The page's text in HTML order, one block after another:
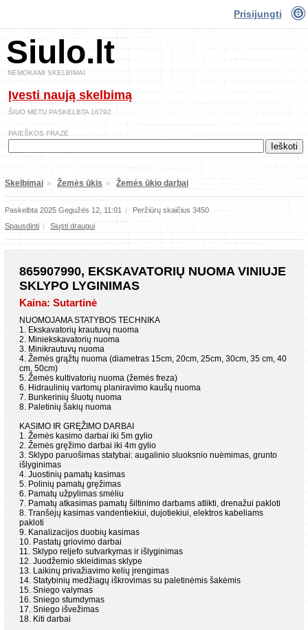
Prisijungti
Siulo.lt
NEMOKAMI SKELBIMAI
Įvesti naują skelbimą
ŠIUO METU PASKELBTA 16792
PAIEŠKOS FRAZĖ
Skelbimai » Žemės ūkis » Žemės ūkio darbai
Paskelbta 2025 Gegužės 12, 11:01 |
Peržiūrų skaičius 3450
Spausdinti | Siųsti draugui
865907990, EKSKAVATORIŲ NUOMA VINIUJE
SKLYPO LYGINIMAS
Kaina: Sutartinė
NUOMOJAMA STATYBOS TECHNIKA
1. Ekskavatorių krautuvų nuoma
2. Miniekskavatorių nuoma
3. Minikrautuvų nuoma
4. Žemės grąžtų nuoma (diametras 15cm, 20cm, 25cm, 30cm, 35 cm, 40
cm, 50cm)
5. Žemės kultivatorių nuoma (žemės freza)
6. Hidraulinių vartomų planiravimo kaušų nuoma
7. Bunkerinių šluotų nuoma
8. Paletinių šakių nuoma
KASIMO IR GRĘŽIMO DARBAI
1. Žemės kasimo darbai iki 5m gylio
2. Žemės gręžimo darbai iki 4m gylio
3. Sklypo paruošimas statybai: augalinio sluoksnio nuėmimas, grunto
išlyginimas
4. Juostinių pamatų kasimas
5. Polinių pamatų gręžimas
6. Pamatų užpylimas smėliu
7. Pamatų atkasimas pamatų šiltinimo darbams atlikti, drenažui pakloti
8. Tranšėjų kasimas vandentiekiui, dujotiekiui, elektros kabeliams
pakloti
9. Kanalizacijos duobių kasimas
10. Pastatų griovimo darbai
11. Sklypo reljefo sutvarkymas ir išlyginimas
12. Juodžemio skleidimas sklype
13. Laikinų privažiavimo kelių įrengimas
14. Statybinių medžiagų iškrovimas su paletinėmis šakėmis
15. Sniego valymas
16. Sniego stumdymas
17. Sniego išvežimas
18. Kiti darbai